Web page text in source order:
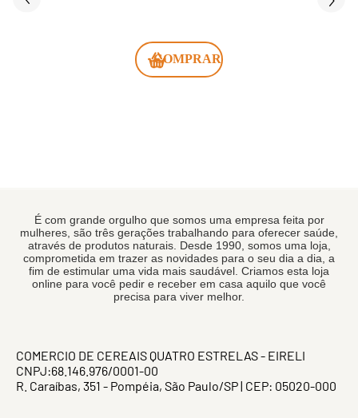
COMPRAR
É com grande orgulho que somos uma empresa feita por
mulheres, são três gerações trabalhando para oferecer saúde,
através de produtos naturais. Desde 1990, somos uma loja,
comprometida em trazer as novidades para o seu dia a dia, a
fim de estimular uma vida mais saudável. Criamos esta loja
online para você pedir e receber em casa aquilo que você
precisa para viver melhor.
COMERCIO DE CEREAIS QUATRO ESTRELAS - EIRELI
CNPJ:68.146.976/0001-00
R. Caraíbas, 351 - Pompéia, São Paulo/SP | CEP: 05020-000